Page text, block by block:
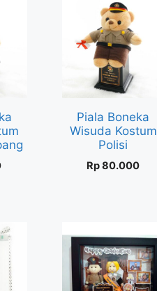
Piala Boneka
Wisuda Kostum
Polisi
Rp80.000